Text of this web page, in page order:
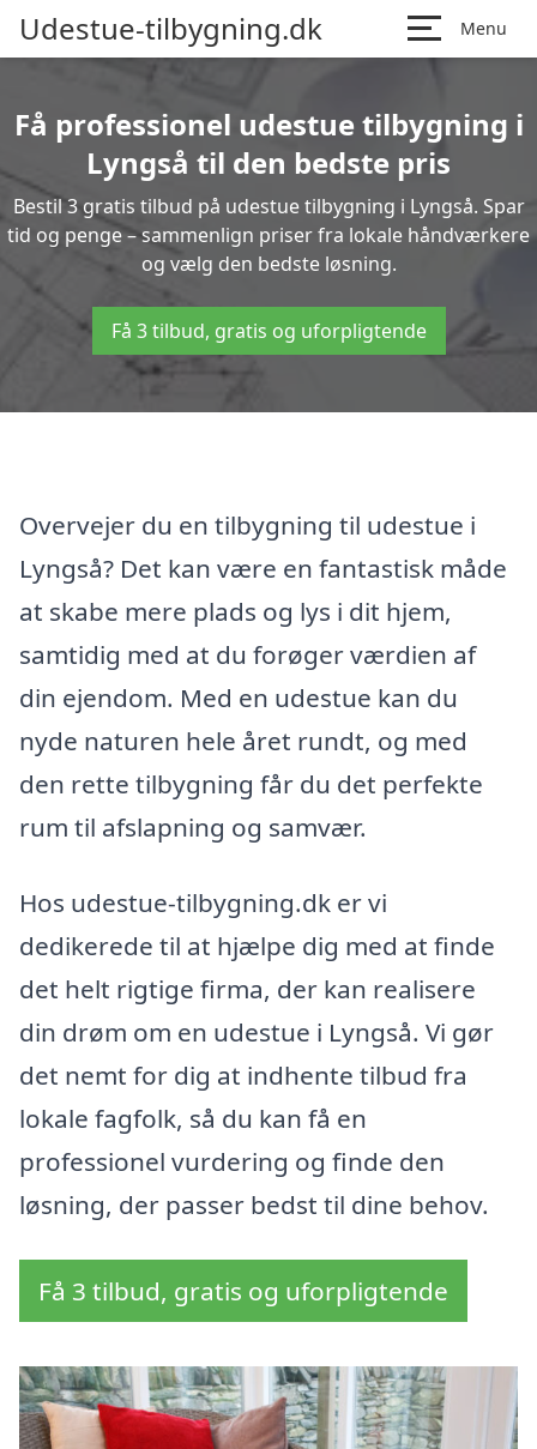
Udestue-tilbygning.dk Menu
Få professionel udestue tilbygning i
Lyngså til den bedste pris
Bestil 3 gratis tilbud på udestue tilbygning i Lyngså. Spar
tid og penge – sammenlign priser fra lokale håndværkere
og vælg den bedste løsning.
Få 3 tilbud, gratis og uforpligtende
Overvejer du en tilbygning til udestue i
Lyngså? Det kan være en fantastisk måde
at skabe mere plads og lys i dit hjem,
samtidig med at du forøger værdien af
din ejendom. Med en udestue kan du
nyde naturen hele året rundt, og med
den rette tilbygning får du det perfekte
rum til afslapning og samvær.
Hos udestue-tilbygning.dk er vi
dedikerede til at hjælpe dig med at finde
det helt rigtige firma, der kan realisere
din drøm om en udestue i Lyngså. Vi gør
det nemt for dig at indhente tilbud fra
lokale fagfolk, så du kan få en
professionel vurdering og finde den
løsning, der passer bedst til dine behov.
Få 3 tilbud, gratis og uforpligtende